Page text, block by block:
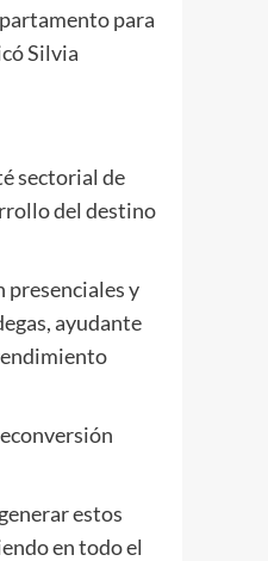
para
Silvia
sectorial de
del destino
presenciales y
ayudante
estos
en todo el